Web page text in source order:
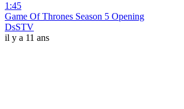
1:45
Game Of Thrones Season 5 Opening
DsSTV
il y a 11 ans